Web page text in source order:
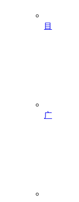
目
广